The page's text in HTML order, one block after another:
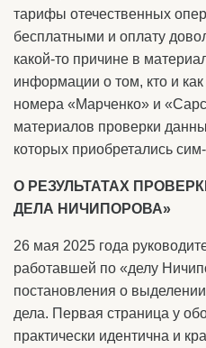
тарифы отечественных
бесплатными и оплату
какой-то причине в
информации о том, кто и
номера «Марченко» и
материалов проверки
которых приобретались
О РЕЗУЛЬТАТАХ
ДЕЛА НИЧИПОРОВА»
26 мая 2025 года
работавшей по «делу
постановления о
дела. Первая страница у
практически идентична и